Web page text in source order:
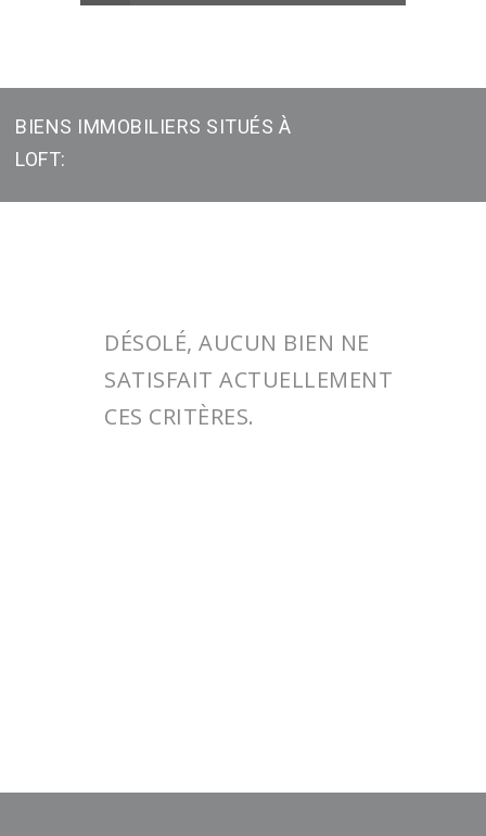
BIENS IMMOBILIERS SITUÉS À
LOFT:
DÉSOLÉ, AUCUN BIEN NE
SATISFAIT ACTUELLEMENT
CES CRITÈRES.